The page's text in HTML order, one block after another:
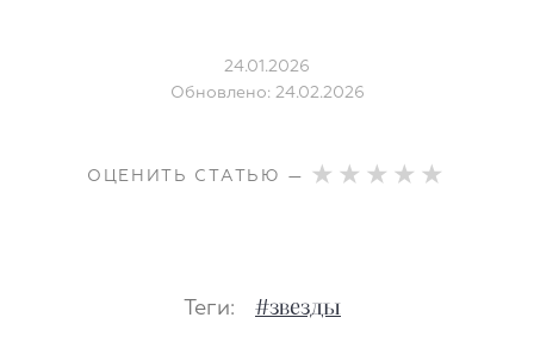
24.01.2026
Обновлено: 24.02.2026
ОЦЕНИТЬ СТАТЬЮ —
Теги: #звезды